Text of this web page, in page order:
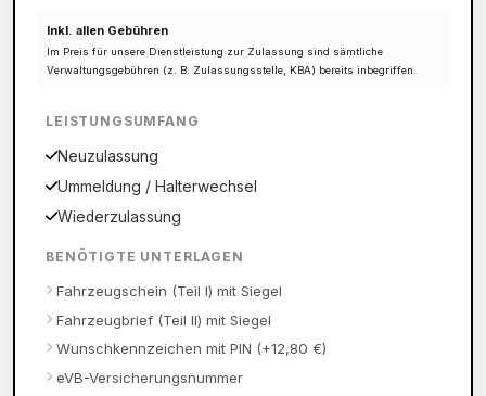
Inkl. allen Gebühren
Im Preis für unsere Dienstleistung zur Zulassung sind sämtliche
Verwaltungsgebühren (z. B. Zulassungsstelle, KBA) bereits inbegriffen.
LEISTUNGSUMFANG
Neuzulassung
Ummeldung / Halterwechsel
Wiederzulassung
BENÖTIGTE UNTERLAGEN
Fahrzeugschein (Teil I) mit Siegel
Fahrzeugbrief (Teil II) mit Siegel
Wunschkennzeichen mit PIN (+12,80 €)
eVB-Versicherungsnummer